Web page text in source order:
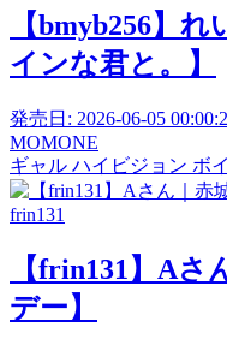
【bmyb256】
インな君と。】
発売日: 2026-06-05
MOMONE
ギャル ハイビジョン ボ
frin131
【frin131】Aさ
デー】